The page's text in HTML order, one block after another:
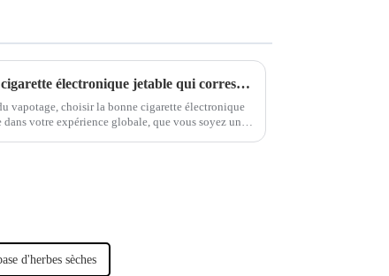
Le guide ultime pour choisir la cigarette électronique jetable qui correspond à vos besoins
vapotage, choisir la bonne cigarette électronique
votre expérience globale, que vous soyez un
d'herbes sèches